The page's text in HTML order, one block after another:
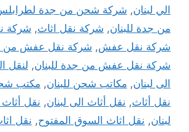
الي لبنان, شركة شحن من جدة
من جدة للبنان, شركة نقل اثاث, شركة
شركة نقل عفش, شركة نقل عفش من
شركة نقل عفش من جدة للبنان, لنقل
الى لبنان, مكاتب شحن للبنان, مكتب
نقل أثاث, نقل أثاث الى لبنان, نقل
لبنان, نقل اثاث السوق المفتوح, نقل